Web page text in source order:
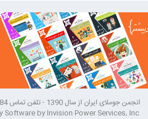
انجمن جوملای ایران از سال 1390 - تلفن تماس 02165399984
Software by Invision Power Services, Inc.